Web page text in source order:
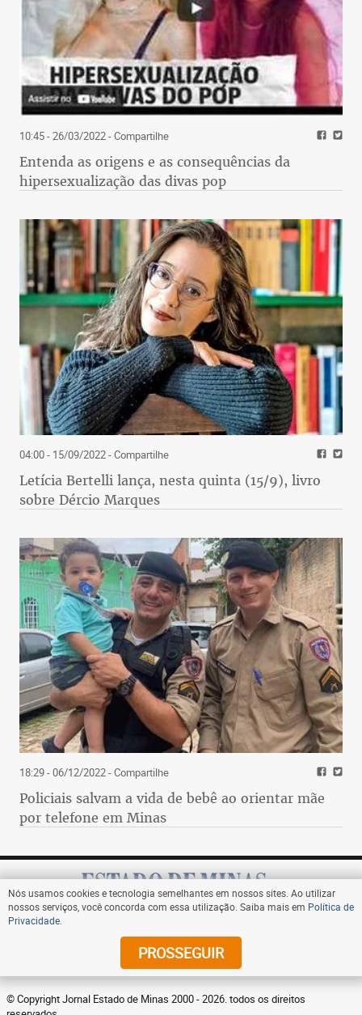
10:45 - 26/03/2022- Compartilhe
Entenda as origens e as consequências da
hipersexualização das divas pop
04:00 - 15/09/2022- Compartilhe
Letícia Bertelli lança, nesta quinta (15/9), livro
sobre Dércio Marques
18:29 - 06/12/2022- Compartilhe
Policiais salvam a vida de bebê ao orientar mãe
por telefone em Minas
Assine
© Copyright Jornal Estado de Minas 2000 - 2026. todos os direitos
Nós usamos cookies e tecnologia semelhantes em nossos sites. Ao utilizar
nossos serviços, você concorda com essa utilização. Saiba mais em Política de
Privacidade
PROSSEGUIR